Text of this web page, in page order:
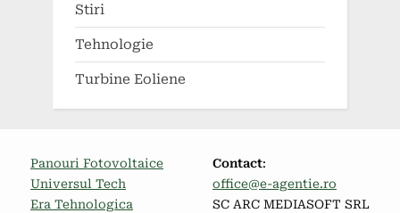
Stiri
Tehnologie
Turbine Eoliene
Panouri Fotovoltaice
Universul Tech
Era Tehnologica
Contact:
office@e-agentie.ro
SC ARC MEDIASOFT SRL